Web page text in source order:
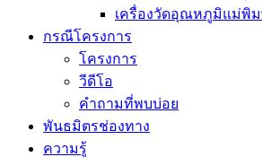
เครื่องวัดอุณหภูมิแม่พิ
กรณีโครงการ
โครงการ
วีดีโอ
คำถามที่พบบ่อย
พันธมิตรช่องทาง
ความรู้